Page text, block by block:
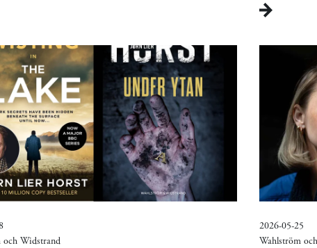
och Widstrand
2026-05-25
Wahlström